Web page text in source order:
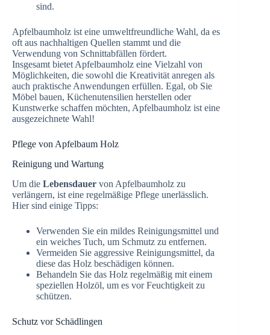
sind.
Apfelbaumholz ist eine umweltfreundliche Wahl, da es
oft aus nachhaltigen Quellen stammt und die
Verwendung von Schnittabfällen fördert.
Insgesamt bietet Apfelbaumholz eine Vielzahl von
Möglichkeiten, die sowohl die Kreativität anregen als
auch praktische Anwendungen erfüllen. Egal, ob Sie
Möbel bauen, Küchenutensilien herstellen oder
Kunstwerke schaffen möchten, Apfelbaumholz ist eine
ausgezeichnete Wahl!
Pflege von Apfelbaum Holz
Reinigung und Wartung
Um die Lebensdauer von Apfelbaumholz zu
verlängern, ist eine regelmäßige Pflege unerlässlich.
Hier sind einige Tipps:
Verwenden Sie ein mildes Reinigungsmittel und
ein weiches Tuch, um Schmutz zu entfernen.
Vermeiden Sie aggressive Reinigungsmittel, da
diese das Holz beschädigen können.
Behandeln Sie das Holz regelmäßig mit einem
speziellen Holzöl, um es vor Feuchtigkeit zu
schützen.
Schutz vor Schädlingen